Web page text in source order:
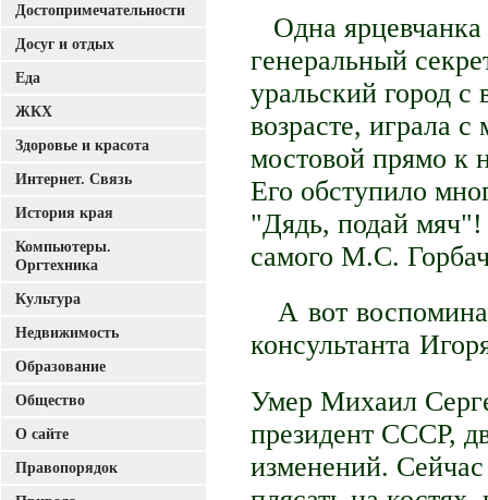
Одна ярцевчанка
генеральный
уральский город
возрасте, играла
мостовой прямо к
Его обступило
"Дядь, подай мяч"!
самого М.С.
А вот
консультанта
Умер Михаил
президент СССР,
изменений. Сейчас
Достопримечательности
Досуг и отдых
Еда
ЖКХ
Здоровье и красота
Интернет. Связь
История края
Компьютеры.
Оргтехника
Культура
Недвижимость
Образование
Общество
О сайте
Правопорядок